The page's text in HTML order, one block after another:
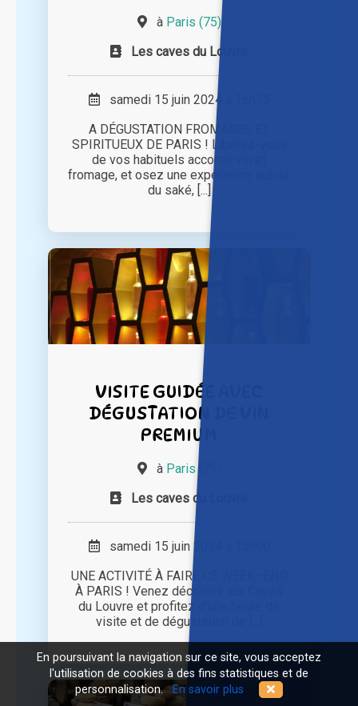
à Paris (75)
Les caves du Louvre
samedi 15 juin 2024 à 16h15
A DÉGUSTATION FROMAGES ET
SPIRITUEUX DE PARIS ! Libérez-vous
de vos habituels accords vin et
fromage, et osez une expérience autour
du saké, [...]
VISITE GUIDÉE AVEC
DÉGUSTATION DE VIN
PREMIUM
à Paris (75)
Les caves du Louvre
samedi 15 juin 2024 à 15h00
UNE ACTIVITÉ À FAIRE CE WEEK–END
À PARIS ! Venez découvrir les Caves
du Louvre et profitez d‘une heure de
visite et de dégustation de [...]
En poursuivant la navigation sur ce site, vous acceptez
l'utilisation de cookies à des fins statistiques et de
personnalisation.En savoir plus